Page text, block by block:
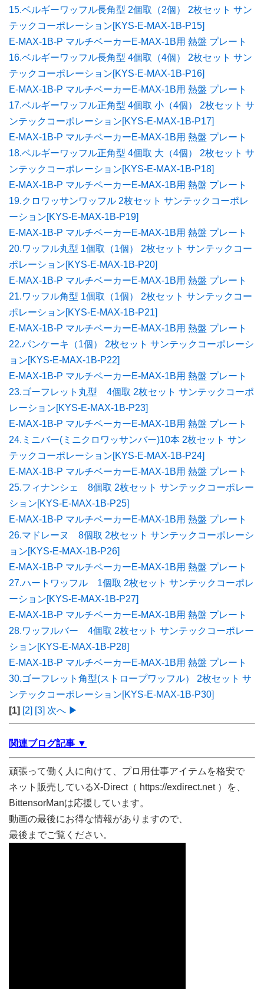
15.ベルギーワッフル長角型 2個取（2個） 2枚セット サン
テックコーポレーション[KYS-E-MAX-1B-P15]
E-MAX-1B-P マルチベーカーE-MAX-1B用 熱盤 プレート
16.ベルギーワッフル長角型 4個取（4個） 2枚セット サン
テックコーポレーション[KYS-E-MAX-1B-P16]
E-MAX-1B-P マルチベーカーE-MAX-1B用 熱盤 プレート
17.ベルギーワッフル正角型 4個取 小（4個） 2枚セット サ
ンテックコーポレーション[KYS-E-MAX-1B-P17]
E-MAX-1B-P マルチベーカーE-MAX-1B用 熱盤 プレート
18.ベルギーワッフル正角型 4個取 大（4個） 2枚セット サ
ンテックコーポレーション[KYS-E-MAX-1B-P18]
E-MAX-1B-P マルチベーカーE-MAX-1B用 熱盤 プレート
19.クロワッサンワッフル 2枚セット サンテックコーポレ
ーション[KYS-E-MAX-1B-P19]
E-MAX-1B-P マルチベーカーE-MAX-1B用 熱盤 プレート
20.ワッフル丸型 1個取（1個） 2枚セット サンテックコー
ポレーション[KYS-E-MAX-1B-P20]
E-MAX-1B-P マルチベーカーE-MAX-1B用 熱盤 プレート
21.ワッフル角型 1個取（1個） 2枚セット サンテックコー
ポレーション[KYS-E-MAX-1B-P21]
E-MAX-1B-P マルチベーカーE-MAX-1B用 熱盤 プレート
22.パンケーキ（1個） 2枚セット サンテックコーポレーシ
ョン[KYS-E-MAX-1B-P22]
E-MAX-1B-P マルチベーカーE-MAX-1B用 熱盤 プレート
23.ゴーフレット丸型 4個取 2枚セット サンテックコーポ
レーション[KYS-E-MAX-1B-P23]
E-MAX-1B-P マルチベーカーE-MAX-1B用 熱盤 プレート
24.ミニバー(ミニクロワッサンバー)10本 2枚セット サン
テックコーポレーション[KYS-E-MAX-1B-P24]
E-MAX-1B-P マルチベーカーE-MAX-1B用 熱盤 プレート
25.フィナンシェ 8個取 2枚セット サンテックコーポレー
ション[KYS-E-MAX-1B-P25]
E-MAX-1B-P マルチベーカーE-MAX-1B用 熱盤 プレート
26.マドレーヌ 8個取 2枚セット サンテックコーポレーシ
ョン[KYS-E-MAX-1B-P26]
E-MAX-1B-P マルチベーカーE-MAX-1B用 熱盤 プレート
27.ハートワッフル 1個取 2枚セット サンテックコーポレ
ーション[KYS-E-MAX-1B-P27]
E-MAX-1B-P マルチベーカーE-MAX-1B用 熱盤 プレート
28.ワッフルバー 4個取 2枚セット サンテックコーポレー
ション[KYS-E-MAX-1B-P28]
E-MAX-1B-P マルチベーカーE-MAX-1B用 熱盤 プレート
30.ゴーフレット角型(ストロープワッフル） 2枚セット サ
ンテックコーポレーション[KYS-E-MAX-1B-P30]
[1] [2] [3] 次へ ▶
関連ブログ記事 ▼
頑張って働く人に向けて、プロ用仕事アイテムを格安で
ネット販売しているX-Direct（ https://exdirect.net ）を、
BittensorManは応援しています。
動画の最後にお得な情報がありますので、
最後までご覧ください。